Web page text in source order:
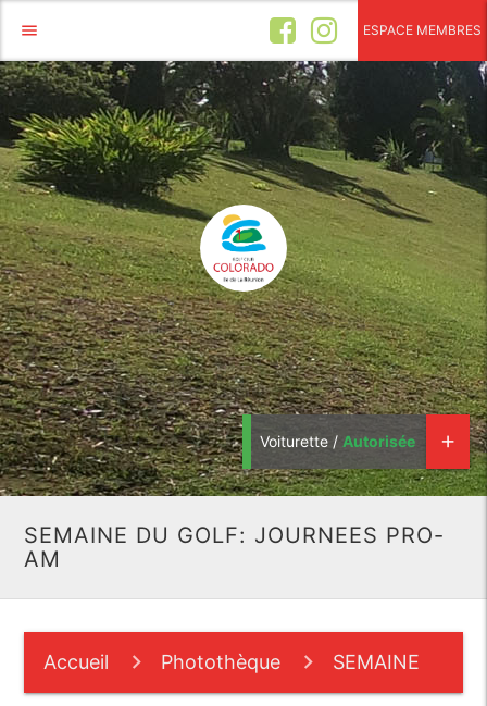
menu ESPACE MEMBRES
Voiturette / Autorisée add
SEMAINE DU GOLF: JOURNEES PRO-
AM
Accueil Photothèque SEMAINE